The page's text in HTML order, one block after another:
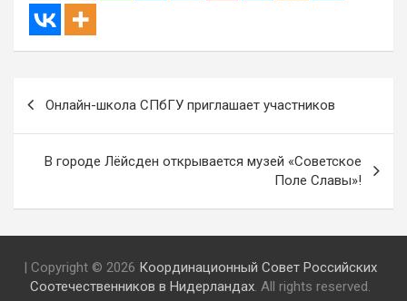
записям
Онлайн-школа СПбГУ приглашает участников
В городе Лёйсден открывается музей «Советское
Поле Славы»!
| Copyright © 2026 Координационный Совет Российских
Соотечественников в Нидерландах. All rights reserved.